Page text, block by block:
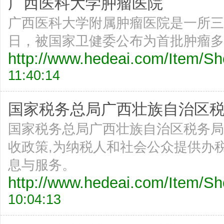
广西医科大学附属肿瘤医院是一所
日，被国家卫健委公布为首批肿瘤
http://www.hedeai.com/Item/
11:40:14
国家税务总局广西壮族自治区
国家税务总局广西壮族自治区税务
收政策,为纳税人和社会公众提供办
息与服务。
http://www.hedeai.com/Item/
10:04:13